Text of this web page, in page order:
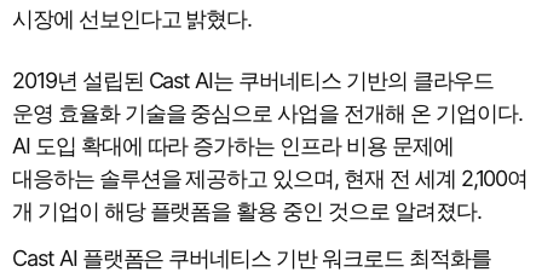
시장에 선보인다고 밝혔다.
2019년 설립된 Cast AI는 쿠버네티스 기반의 클라우드
운영 효율화 기술을 중심으로 사업을 전개해 온 기업이다.
AI 도입 확대에 따라 증가하는 인프라 비용 문제에
대응하는 솔루션을 제공하고 있으며, 현재 전 세계 2,100여
개 기업이 해당 플랫폼을 활용 중인 것으로 알려졌다.
Cast AI 플랫폼은 쿠버네티스 기반 워크로드 최적화를